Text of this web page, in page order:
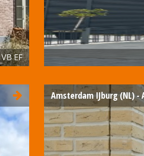
EF
Amsterdam IJburg (NL) -